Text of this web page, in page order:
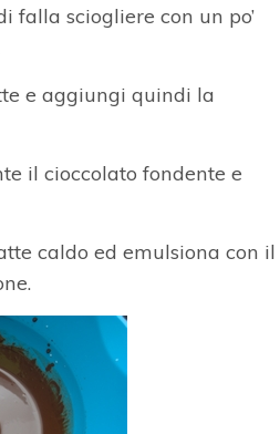
falla sciogliere con un po’
e aggiungi quindi la
il cioccolato fondente e
caldo ed emulsiona con il